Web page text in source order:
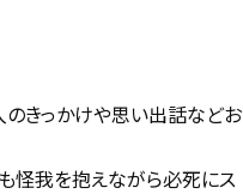
きっかけや思い出話などお
も怪我を抱えながら必死にス